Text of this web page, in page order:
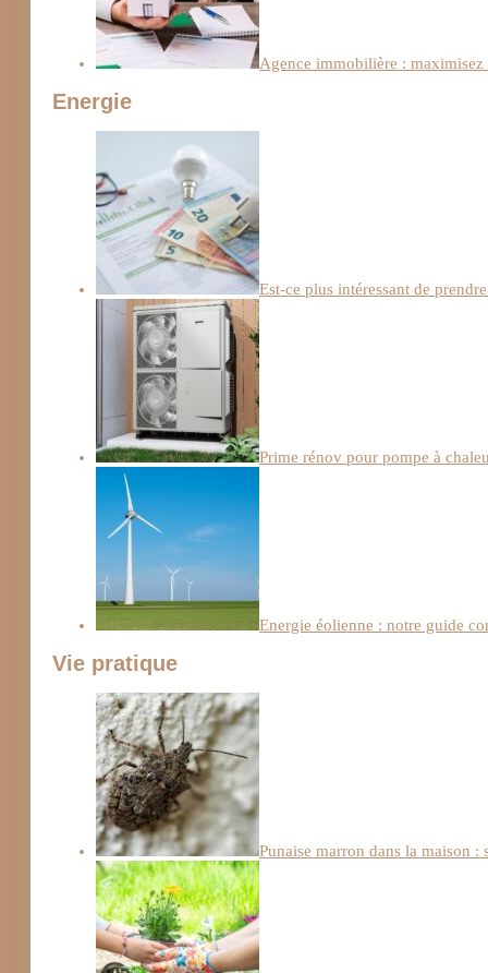
Agence immobilière :
Energie
Est-ce plus intéressant de
Prime rénov pour pompe à
Energie éolienne : notre guide
Vie pratique
Punaise marron dans la maison